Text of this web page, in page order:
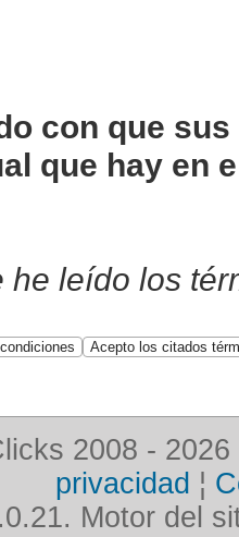
con que
que hay en
he leído los
2008 - 2026
privacidad ¦
Motor del